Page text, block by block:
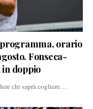
orario
Fonseca-
doppio
chi saprà cogliere…